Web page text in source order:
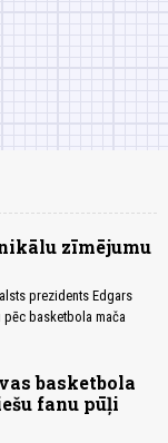
zīmējumu
prezidents Edgars
basketbola mača
basketbola
fanu pūļi